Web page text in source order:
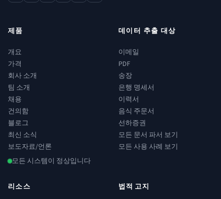
제품
개요
가격
회사 소개
팀 소개
채용
건의함
블로그
최신 소식
보도자료/언론
모든 시스템이 정상입니다
데이터 추출 대상
이메일
PDF
송장
은행 명세서
이력서
음식 주문서
선하증권
모든 문서 파서 보기
모든 사용 사례 보기
리소스 법적 고지